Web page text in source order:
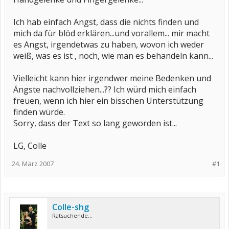
Ich hab einfach Angst, dass die nichts finden und
mich da für blöd erklären...und vorallem... mir macht
es Angst, irgendetwas zu haben, wovon ich weder
weiß, was es ist , noch, wie man es behandeln kann...
Vielleicht kann hier irgendwer meine Bedenken und
Ängste nachvollziehen...?? Ich würd mich einfach
freuen, wenn ich hier ein bisschen Unterstützung
finden würde.
Sorry, dass der Text so lang geworden ist...
LG, Colle
#1
24. März 2007
Colle-shg
Ratsuchende...